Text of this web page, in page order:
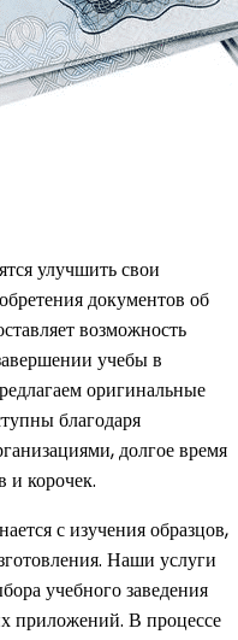
улучшить свои
документов об
возможность
учебы в
оригинальные
благодаря
долгое время
и корочек.
с изучения образцов,
Наши услуги
учебного заведения
приложений. В процессе